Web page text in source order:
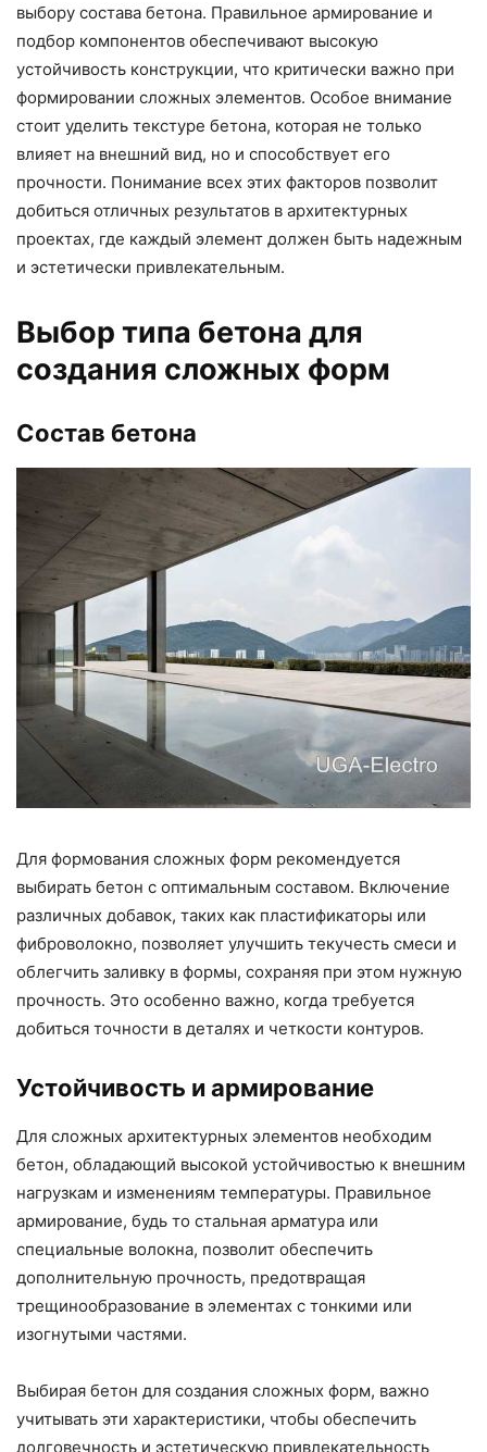
выбору состава бетона. Правильное армирование и
подбор компонентов обеспечивают высокую
устойчивость конструкции, что критически важно при
формировании сложных элементов. Особое внимание
стоит уделить текстуре бетона, которая не только
влияет на внешний вид, но и способствует его
прочности. Понимание всех этих факторов позволит
добиться отличных результатов в архитектурных
проектах, где каждый элемент должен быть надежным
и эстетически привлекательным.
Выбор типа бетона для
создания сложных форм
Состав бетона
Для формования сложных форм рекомендуется
выбирать бетон с оптимальным составом. Включение
различных добавок, таких как пластификаторы или
фиброволокно, позволяет улучшить текучесть смеси и
облегчить заливку в формы, сохраняя при этом нужную
прочность. Это особенно важно, когда требуется
добиться точности в деталях и четкости контуров.
Устойчивость и армирование
Для сложных архитектурных элементов необходим
бетон, обладающий высокой устойчивостью к внешним
нагрузкам и изменениям температуры. Правильное
армирование, будь то стальная арматура или
специальные волокна, позволит обеспечить
дополнительную прочность, предотвращая
трещинообразование в элементах с тонкими или
изогнутыми частями.
Выбирая бетон для создания сложных форм, важно
учитывать эти характеристики, чтобы обеспечить
долговечность и эстетическую привлекательность